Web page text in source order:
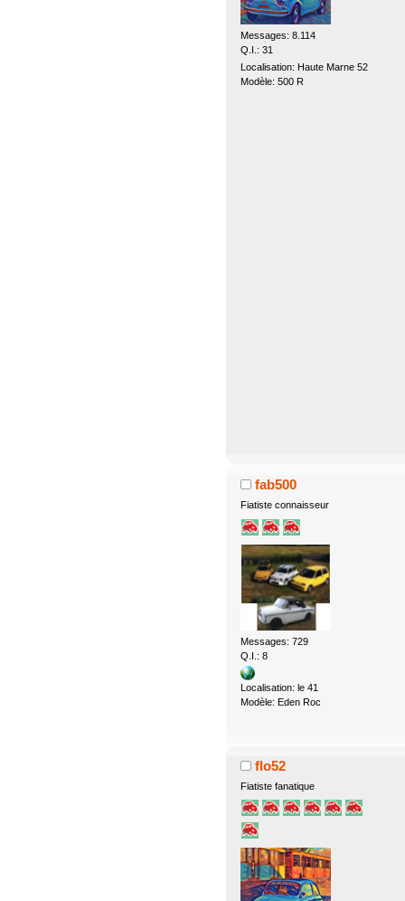
Messages: 8.114
Q.I.: 31
Localisation: Haute Marne 52
Modèle: 500 R
fab500
Fiatiste connaisseur
Messages: 729
Q.I.: 8
Localisation: le 41
Modèle: Eden Roc
flo52
Fiatiste fanatique